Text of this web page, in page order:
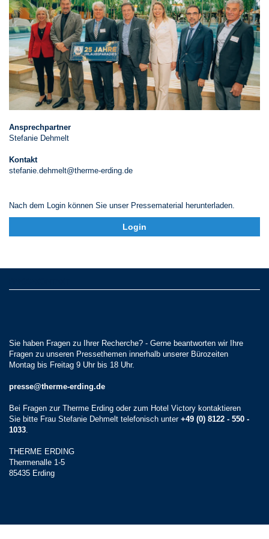
Ansprechpartner
Stefanie Dehmelt
Kontakt
stefanie.dehmelt@therme-erding.de
Nach dem Login können Sie unser Pressematerial herunterladen.
Login
Sie haben Fragen zu Ihrer Recherche? - Gerne beantworten wir Ihre
Fragen zu unseren Pressethemen innerhalb unserer Bürozeiten
Montag bis Freitag 9 Uhr bis 18 Uhr.
presse@therme-erding.de
Bei Fragen zur Therme Erding oder zum Hotel Victory kontaktieren
Sie bitte Frau Stefanie Dehmelt telefonisch unter +49 (0) 8122 - 550 -
1033
THERME ERDING
Thermenalle 1-5
85435 Erding